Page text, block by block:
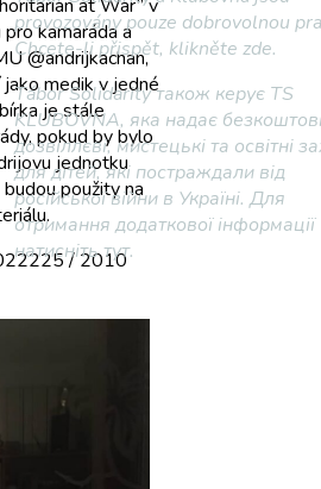
at War” v
kamaráda a
@andrijkachan,
medik v jedné
je stále
pokud by bylo
jednotku
použity na
/ 2010
provozovány pouze dobrovolnou
Chcete-li přispět, klikněte zde.
Tábor Solidarity також керує TS
KLUBOVNA, яка надає
дозвіллєві, мистецькі та освітні
для дітей, які постраждали від
російської війни в Україні. Для
отримання додаткової інформації
натисніть тут.